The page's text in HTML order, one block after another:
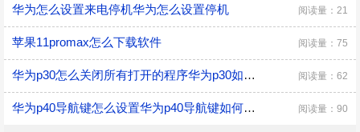
华为怎么设置来电停机华为怎么设置停机 阅读量：21
苹果11promax怎么下载软件 阅读量：75
华为p30怎么关闭所有打开的程序华为p30如何关闭所有打开的程序 阅读量：62
华为p40导航键怎么设置华为p40导航键如何设置 阅读量：90